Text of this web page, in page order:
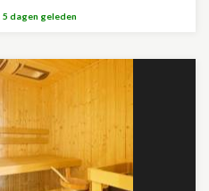
5 dagen geleden